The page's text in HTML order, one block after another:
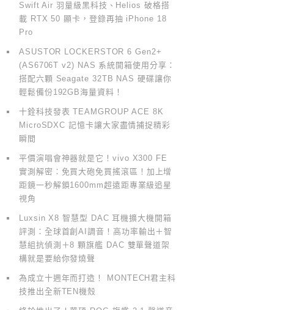
Swift Air 羽量級黑科技、Helios 破格搭
載 RTX 50 顯卡，登錄再抽 iPhone 18
Pro
ASUSTOR LOCKERSTOR 6 Gen2+
(AS6706T v2) NAS 系統開箱使用分享：
搭配六顆 Seagate 32TB NAS 硬碟讓你
輕鬆備份192GB海量資料！
十銓科技發表 TEAMGROUP ACE 8K
MicroSDXC 記憶卡讓大家盡情捕捉精彩
瞬間
平價演唱會神器就是它！vivo X300 FE
實測解密：免買大砲免買搖滾區！加上增
距鏡一秒解鎖1600mm超遠距專業級追星
視角
Luxsin X8 智慧型 DAC 耳機擴大機開箱
評測：全球首創AI調音！高功率輸出＋智
慧組抗偵測＋8 顆旗艦 DAC 雙單聲道架
構就是要給你發燒聲
為成立十週年而打造！ MONTECH君主科
技推出全新TEN機殼